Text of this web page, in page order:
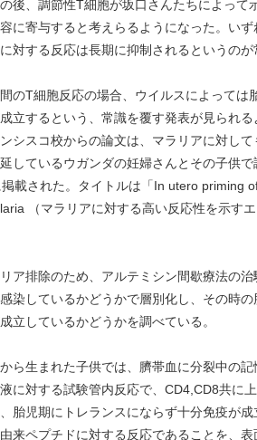
後、調節性T細胞が坂口さんたちによって
に寄与すると考えらるようになった。い
対する反応は長期に抑制されるというの
のT細胞反応の場合、ウイルスによっては
立するという、常識を覆す発表が見られ
シスコ校からの論文は、マラリアに対し
しているウガンダの妊婦さんとその子供
載された。タイトルは「In utero priming
（マラリアに対する高い反応性を示す
ア排除のため、アルテミシン間歇療法の
染しているかどうかで層別化し、その時
立しているかどうかを調べている。
ら生まれた子供では、臍帯血に分裂中の
に対する試験管内反応で、CD4,CD8共に
胎児期にトレランスにならず十分免疫が
来ペプチドに対する反応であることを、